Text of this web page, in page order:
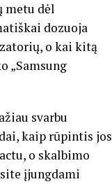
metu dėl
dozuoja
o kai kitą
„Samsung
svarbu
kaip rūpintis jos
o skalbimo
įjungdami